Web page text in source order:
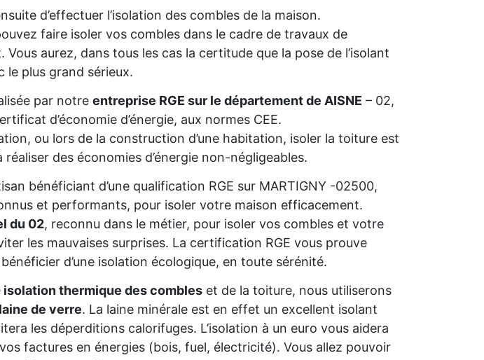
d’effectuer l’isolation des combles de la maison.
faire isoler vos combles dans le cadre de travaux de
aurez, dans tous les cas la certitude que la pose de l’isolant
le plus grand sérieux.
par notre entreprise RGE sur le département de AISNE – 02,
d’économie d’énergie, aux normes CEE.
ou lors de la construction d’une habitation, isoler la toiture est
des économies d’énergie non-négligeables.
bénéficiant d’une qualification RGE sur MARTIGNY -02500,
et performants, pour isoler votre maison efficacement.
du 02, reconnu dans le métier, pour isoler vos combles et votre
les mauvaises surprises. La certification RGE vous prouve
d’une isolation écologique, en toute sérénité.
isolation thermique des combles et de la toiture, nous utiliserons
laine de verre. La laine minérale est en effet un excellent isolant
les déperditions calorifuges. L’isolation à un euro vous aidera
factures en énergies (bois, fuel, électricité). Vous allez pouvoir